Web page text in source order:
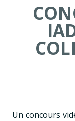
Un concours